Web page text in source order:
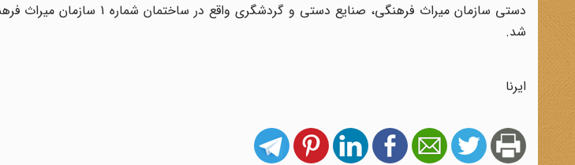
دستی سازمان میراث فرهنگی، صنایع دستی
شد.
ایرنا